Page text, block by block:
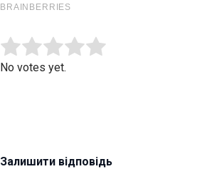
Rate this item:
No votes yet.
Залишити відповідь